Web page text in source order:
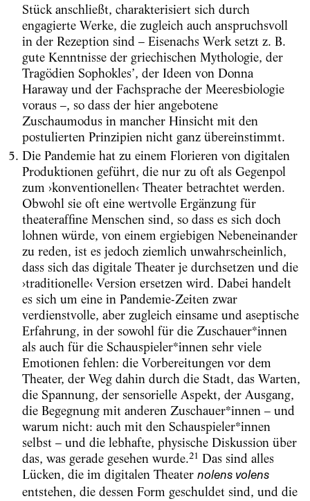
Stück anschließt, charakterisiert sich durch
engagierte Werke, die zugleich auch anspruchsvoll
in der Rezeption sind – Eisenachs Werk setzt z. B.
gute Kenntnisse der griechischen Mythologie, der
Tragödien Sophokles’, der Ideen von Donna
Haraway und der Fachsprache der Meeresbiologie
voraus –, so dass der hier angebotene
Zuschaumodus in mancher Hinsicht mit den
postulierten Prinzipien nicht ganz übereinstimmt.
Die Pandemie hat zu einem Florieren von digitalen
Produktionen geführt, die nur zu oft als Gegenpol
zum ›konventionellen‹ Theater betrachtet werden.
Obwohl sie oft eine wertvolle Ergänzung für
theateraffine Menschen sind, so dass es sich doch
lohnen würde, von einem ergiebigen Nebeneinander
zu reden, ist es jedoch ziemlich unwahrscheinlich,
dass sich das digitale Theater je durchsetzen und die
›traditionelle‹ Version ersetzen wird. Dabei handelt
es sich um eine in Pandemie-Zeiten zwar
verdienstvolle, aber zugleich einsame und aseptische
Erfahrung, in der sowohl für die Zuschauer*innen
als auch für die Schauspieler*innen sehr viele
Emotionen fehlen: die Vorbereitungen vor dem
Theater, der Weg dahin durch die Stadt, das Warten,
die Spannung, der sensorielle Aspekt, der Ausgang,
die Begegnung mit anderen Zuschauer*innen – und
warum nicht: auch mit den Schauspieler*innen
selbst – und die lebhafte, physische Diskussion über
das, was gerade gesehen wurde.21 Das sind alles
Lücken, die im digitalen Theaternolens volens
entstehen, die dessen Form geschuldet sind, und die